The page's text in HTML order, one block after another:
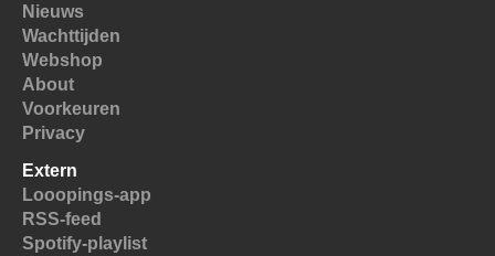
Nieuws
Wachttijden
Webshop
About
Voorkeuren
Privacy
Extern
Looopings-app
RSS-feed
Spotify-playlist